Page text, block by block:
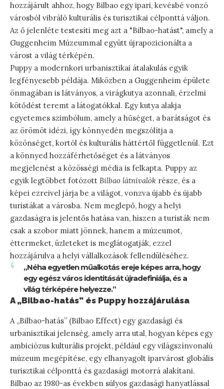
hozzájárult ahhoz, hogy Bilbao egy ipari, kevésbé vonzó
városból vibráló kulturális és turisztikai célponttá váljon.
Az ő jelenléte testesíti meg azt a "Bilbao-hatást", amely a
Guggenheim Múzeummal együtt újrapozicionálta a
várost a világ térképén.
Puppy a modernkori urbanisztikai átalakulás egyik
legfényesebb példája. Miközben a Guggenheim épülete
önmagában is látványos, a virágkutya azonnali, érzelmi
kötődést teremt a látogatókkal. Egy kutya alakja
egyetemes szimbólum, amely a hűséget, a barátságot és
az örömöt idézi, így könnyedén megszólítja a
közönséget, kortól és kulturális háttértől függetlenül. Ezt
a könnyed hozzáférhetőséget és a látványos
megjelenést a közösségi média is felkapta. Puppy az
egyik legtöbbet fotózott Bilbao látnivalók része, és a
képei ezreivel járja be a világot, vonzva újabb és újabb
turistákat a városba. Nem meglepő, hogy a helyi
gazdaságra is jelentős hatása van, hiszen a turisták nem
csak a szobor miatt jönnek, hanem a múzeumot,
éttermeket, üzleteket is meglátogatják, ezzel
hozzájárulva a helyi vállalkozások fellendüléséhez.
„Néha egyetlen műalkotás ereje képes arra, hogy
egy egész város identitását újradefiniálja, és a
világ térképére helyezze.”
A „Bilbao-hatás” és Puppy hozzájárulása
A „Bilbao-hatás” (Bilbao Effect) egy gazdasági és
urbanisztikai jelenség, amely arra utal, hogyan képes egy
ambiciózus kulturális projekt, például egy világszínvonalú
múzeum megépítése, egy elhanyagolt iparvárost globális
turisztikai célponttá és gazdasági motorrá alakítani.
Bilbao az 1980-as években súlyos gazdasági hanyatlással